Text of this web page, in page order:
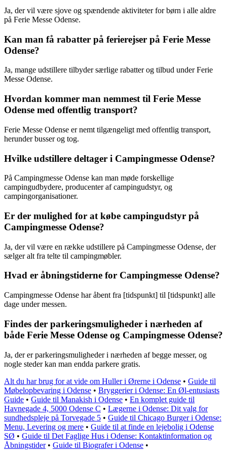
Ja, der vil være sjove og spændende aktiviteter for børn i alle aldre
på Ferie Messe Odense.
Kan man få rabatter på ferierejser på Ferie Messe
Odense?
Ja, mange udstillere tilbyder særlige rabatter og tilbud under Ferie
Messe Odense.
Hvordan kommer man nemmest til Ferie Messe
Odense med offentlig transport?
Ferie Messe Odense er nemt tilgængeligt med offentlig transport,
herunder busser og tog.
Hvilke udstillere deltager i Campingmesse Odense?
På Campingmesse Odense kan man møde forskellige
campingudbydere, producenter af campingudstyr, og
campingorganisationer.
Er der mulighed for at købe campingudstyr på
Campingmesse Odense?
Ja, der vil være en række udstillere på Campingmesse Odense, der
sælger alt fra telte til campingmøbler.
Hvad er åbningstiderne for Campingmesse Odense?
Campingmesse Odense har åbent fra [tidspunkt] til [tidspunkt] alle
dage under messen.
Findes der parkeringsmuligheder i nærheden af
både Ferie Messe Odense og Campingmesse Odense?
Ja, der er parkeringsmuligheder i nærheden af begge messer, og
nogle steder kan man endda parkere gratis.
Alt du har brug for at vide om Huller i Ørerne i Odense • Guide til
Møbelopbevaring i Odense • Bryggerier i Odense: En Øl-entusiasts
Guide • Guide til Manakish i Odense • En komplet guide til
Havnegade 4, 5000 Odense C • Lægerne i Odense: Dit valg for
sundhedspleje på Torvegade 5 • Guide til Chicago Burger i Odense:
Menu, Levering og mere • Guide til at finde en lejebolig i Odense
SØ • Guide til Det Faglige Hus i Odense: Kontaktinformation og
Åbningstider• Guide til Biografer i Odense •